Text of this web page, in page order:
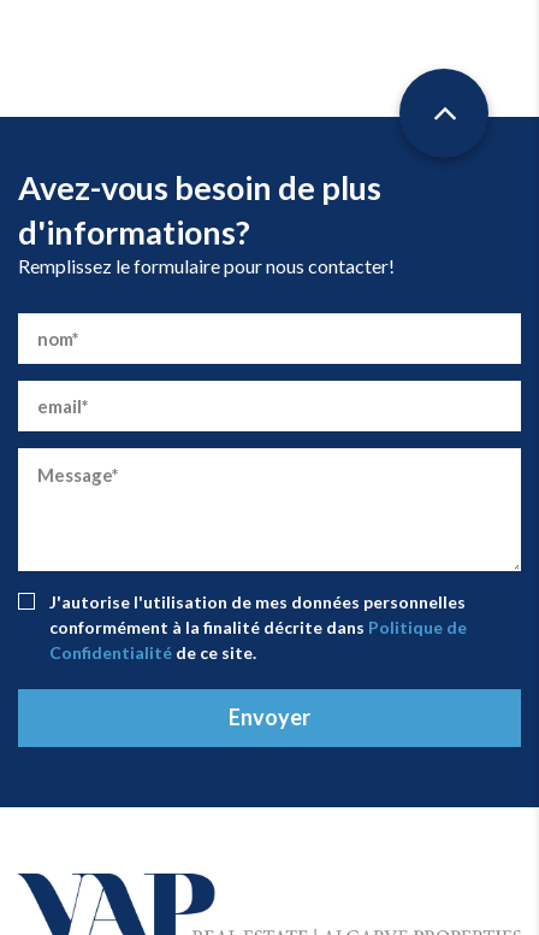
Avez-vous besoin de plus
d'informations?
Remplissez le formulaire pour nous contacter!
J'autorise l'utilisation de mes données personnelles
conformément à la finalité décrite dans Politique de
Confidentialité de ce site.
Envoyer